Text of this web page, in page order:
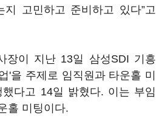
고민하고 준비하고 있다”고
장이 지난 13일 삼성SDI 기흥
'을 주제로 임직원과 타운홀 미
했다고 14일 밝혔다. 이는 부임
홀 미팅이다.